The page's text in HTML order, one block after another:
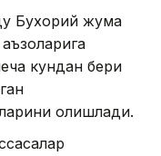
Бухорий жума
кундан бери
олқишлади.